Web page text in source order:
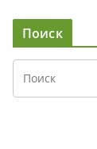
Поиск